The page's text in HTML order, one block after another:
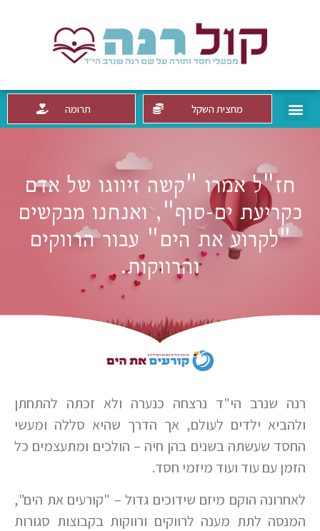
מחצית השקל תרומה
חז"ל אמרו "קשה זיווגו של אדם
כקריעת ים-סוף", ואנחנו מבקשים
"לקרוע את הים" עבור הרווקים
והרווקות.
רִנה שנרב הי"ד נרצחה כנערה ולא זכתה להתחתן
ולהביא ילדים לעולם, אך הדרך שהיא סללה ומעשי
החסד שעשתה בשנים בהן חיה – הולכים ומתעצמים כל
הזמן עם עוד ועוד מיזמי חסד.
לאחרונה הוקם מיזם שידוכים גדול – "קורעים את הים",
המנסה לתת מענה לרווקים ורווקות בקבוצות סגורות